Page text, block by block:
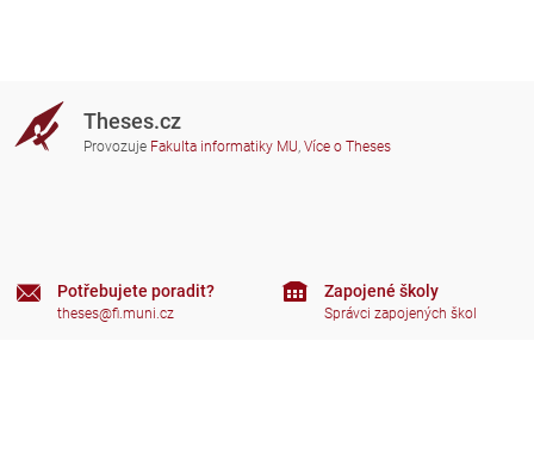
Theses.cz
Provozuje Fakulta informatiky MU, Více o Theses
Potřebujete poradit?
theses@fi.muni.cz
Zapojené školy
Správci zapojených škol